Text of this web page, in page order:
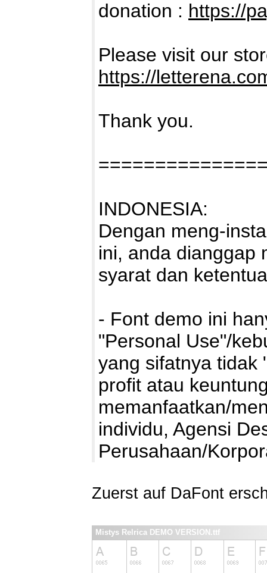
donation : https://
Please visit our
https://
Thank you.
INDONESIA:
Dengan meng-
ini, anda dianggap
syarat dan
- Font demo ini
"Personal Use"/
yang sifatnya tidak
profit atau
memanfaatkan/
individu, Agensi
Perusahaan/
Zuerst auf DaFont
Mistys Relrica DEMO VERSION.ttf